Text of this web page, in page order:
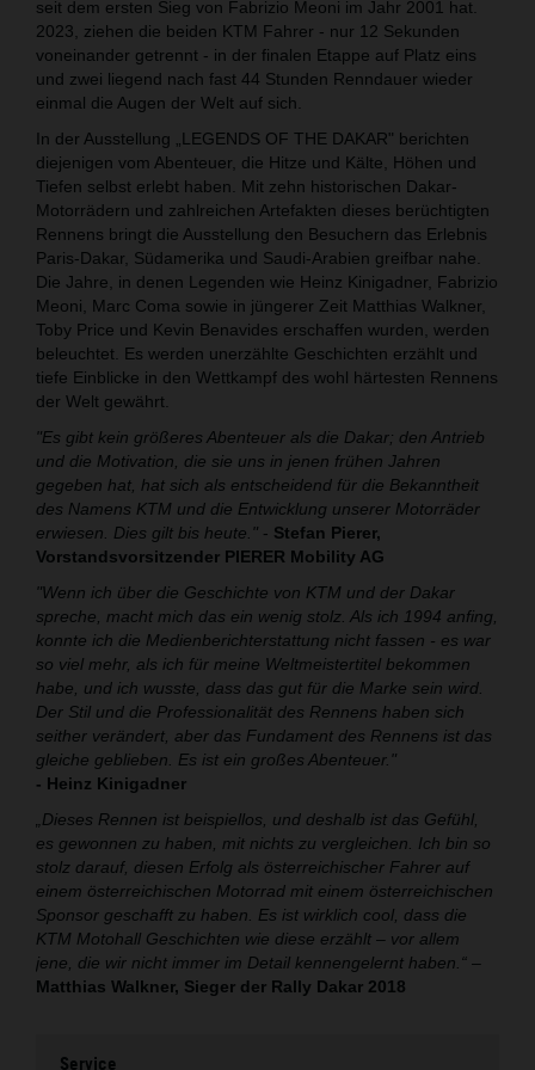
seit dem ersten Sieg von Fabrizio Meoni im Jahr 2001 hat.
2023, ziehen die beiden KTM Fahrer - nur 12 Sekunden
voneinander getrennt - in der finalen Etappe auf Platz eins
und zwei liegend nach fast 44 Stunden Renndauer wieder
einmal die Augen der Welt auf sich.
In der Ausstellung „LEGENDS OF THE DAKAR" berichten
diejenigen vom Abenteuer, die Hitze und Kälte, Höhen und
Tiefen selbst erlebt haben. Mit zehn historischen Dakar-
Motorrädern und zahlreichen Artefakten dieses berüchtigten
Rennens bringt die Ausstellung den Besuchern das Erlebnis
Paris-Dakar, Südamerika und Saudi-Arabien greifbar nahe.
Die Jahre, in denen Legenden wie Heinz Kinigadner, Fabrizio
Meoni, Marc Coma sowie in jüngerer Zeit Matthias Walkner,
Toby Price und Kevin Benavides erschaffen wurden, werden
beleuchtet. Es werden unerzählte Geschichten erzählt und
tiefe Einblicke in den Wettkampf des wohl härtesten Rennens
der Welt gewährt.
"Es gibt kein größeres Abenteuer als die Dakar; den Antrieb
und die Motivation, die sie uns in jenen frühen Jahren
gegeben hat, hat sich als entscheidend für die Bekanntheit
des Namens KTM und die Entwicklung unserer Motorräder
erwiesen. Dies gilt bis heute." - Stefan Pierer,
Vorstandsvorsitzender PIERER Mobility AG
"Wenn ich über die Geschichte von KTM und der Dakar
spreche, macht mich das ein wenig stolz. Als ich 1994 anfing,
konnte ich die Medienberichterstattung nicht fassen - es war
so viel mehr, als ich für meine Weltmeistertitel bekommen
habe, und ich wusste, dass das gut für die Marke sein wird.
Der Stil und die Professionalität des Rennens haben sich
seither verändert, aber das Fundament des Rennens ist das
gleiche geblieben. Es ist ein großes Abenteuer."
- Heinz Kinigadner
„Dieses Rennen ist beispiellos, und deshalb ist das Gefühl,
es gewonnen zu haben, mit nichts zu vergleichen. Ich bin so
stolz darauf, diesen Erfolg als österreichischer Fahrer auf
einem österreichischen Motorrad mit einem österreichischen
Sponsor geschafft zu haben. Es ist wirklich cool, dass die
KTM Motohall Geschichten wie diese erzählt – vor allem
jene, die wir nicht immer im Detail kennengelernt haben.“ –
Matthias Walkner, Sieger der Rally Dakar 2018
Service